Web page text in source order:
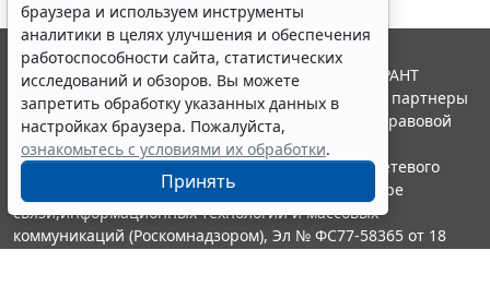
браузера и используем инструменты
аналитики в целях улучшения и обеспечения
работоспособности сайта, статистических
исследований и обзоров. Вы можете
запретить обработку указанных данных в
настройках браузера. Пожалуйста,
ознакомьтесь с условиями их обработки.
Принять
© ООО "НПП "ГАРАНТ-СЕРВИС", 2026. Система ГАРАНТ
выпускается с 1990 года. Компания "Гарант" и ее партнеры
являются участниками Российской ассоциации правовой
информации ГАРАНТ.
Портал ГАРАНТ.РУ зарегистрирован в качестве сетевого
издания Федеральной службой по надзору в сфере
связи,информационных технологий и массовых
коммуникаций (Роскомнадзором), Эл № ФС77-58365 от 18